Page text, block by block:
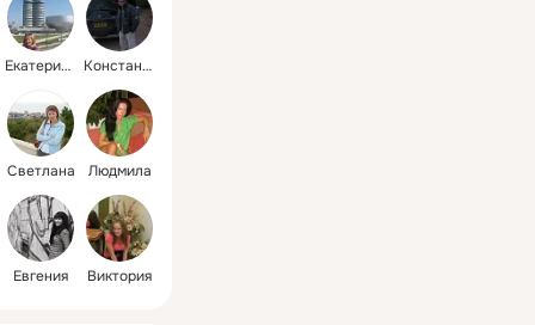
Екатерина Константин
Светлана Людмила
Евгения Виктория